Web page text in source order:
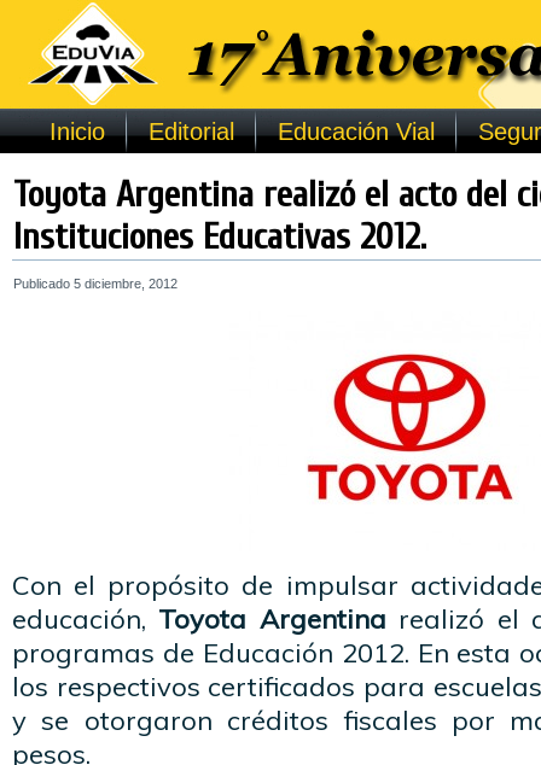
Inicio Editorial Educación Vial
Toyota Argentina realizó el acto del
Instituciones Educativas 2012.
Publicado 5 diciembre, 2012
Con el propósito de impulsar
educación, Toyota Argentina realizó el
programas de Educación 2012. En esta
los respectivos certificados para
y se otorgaron créditos fiscales por
pesos.